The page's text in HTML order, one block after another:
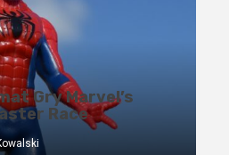
Gry Marvel’s
Race